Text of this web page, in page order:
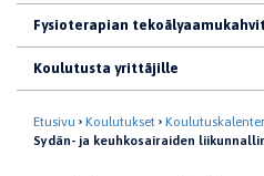
Fysioterapian
Koulutusta yrittäjille
Etusivu Koulutukset
Sydän- ja keuhkosairaiden